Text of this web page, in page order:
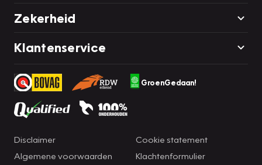
Zekerheid
Klantenservice
GroenGedaan!
Disclaimer
Algemene voorwaarden
Cookie statement
Klachtenformulier